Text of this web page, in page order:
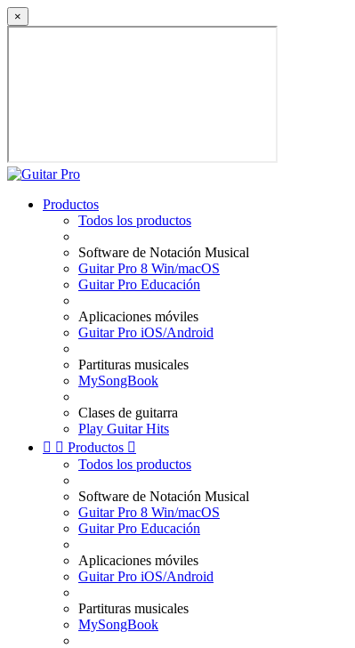
×
Productos
Todos los productos
Software de Notación Musical
Guitar Pro 8 Win/macOS
Guitar Pro Educación
Aplicaciones móviles
Guitar Pro iOS/Android
Partituras musicales
MySongBook
Clases de guitarra
Play Guitar Hits
  Productos 
Todos los productos
Software de Notación Musical
Guitar Pro 8 Win/macOS
Guitar Pro Educación
Aplicaciones móviles
Guitar Pro iOS/Android
Partituras musicales
MySongBook